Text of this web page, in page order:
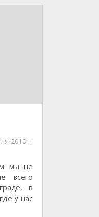
2010 г.
мы не
всего
в
у нас